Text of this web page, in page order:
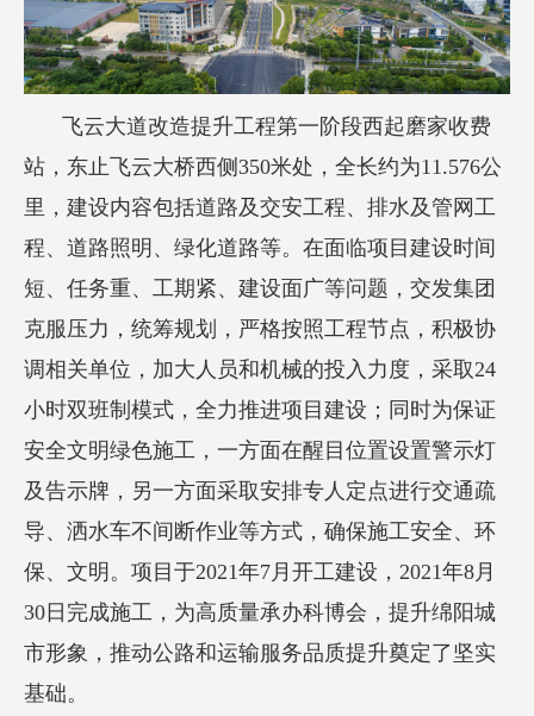
飞云大道改造提升工程第一阶段西起磨家收费
站，东止飞云大桥西侧350米处，全长约为11.576公
里，建设内容包括道路及交安工程、排水及管网工
程、道路照明、绿化道路等。在面临项目建设时间
短、任务重、工期紧、建设面广等问题，交发集团
克服压力，统筹规划，严格按照工程节点，积极协
调相关单位，加大人员和机械的投入力度，采取24
小时双班制模式，全力推进项目建设；同时为保证
安全文明绿色施工，一方面在醒目位置设置警示灯
及告示牌，另一方面采取安排专人定点进行交通疏
导、洒水车不间断作业等方式，确保施工安全、环
保、文明。项目于2021年7月开工建设，2021年8月
30日完成施工，为高质量承办科博会，提升绵阳城
市形象，推动公路和运输服务品质提升奠定了坚实
基础。